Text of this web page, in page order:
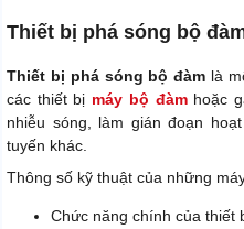
Thiết bị phá sóng bộ
Thiết bị phá sóng bộ đàm là
các thiết bị máy bộ đàmhoặc
nhiễu sóng, làm gián đoạn
tuyến khác.
Thông số kỹ thuật của những
Chức năng chính của thiết